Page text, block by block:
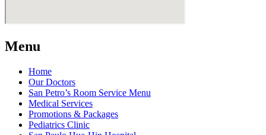
Menu
Home
Our Doctors
San Petro’s Room Service Menu
Medical Services
Promotions & Packages
Pediatrics Clinic